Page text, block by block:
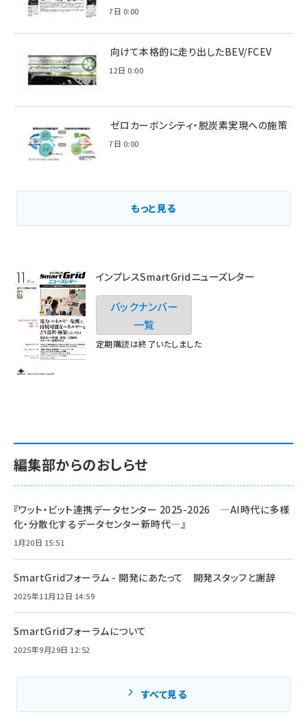
2022年7月7日 0:00
脱炭素に向けて本格的に走り出したBEV/FCEV
2022年6月12日 0:00
環境省のゼロカーボンシティ・脱炭素実現への施策
2021年3月7日 0:00
もっと見る
インプレスSmartGridニューズレター
バックナンバー
一覧
定期購読は終了いたしました
編集部からのおしらせ
『ワット・ビット連携データセンター 2025-2026 ―AI時代に多様
化・分散化するデータセンター新時代―』
1月20日 15:51
SmartGridフォーラム - 開発にあたって 開発スタッフと謝辞
2025年11月12日 14:59
SmartGridフォーラムについて
2025年9月29日 12:52
すべて見る